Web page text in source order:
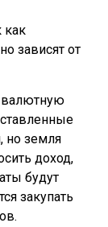
как
зависят от
валютную
но земля
доход,
будут
закупать